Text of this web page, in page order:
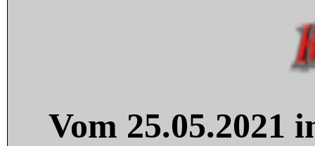
Vom 25.05.2021